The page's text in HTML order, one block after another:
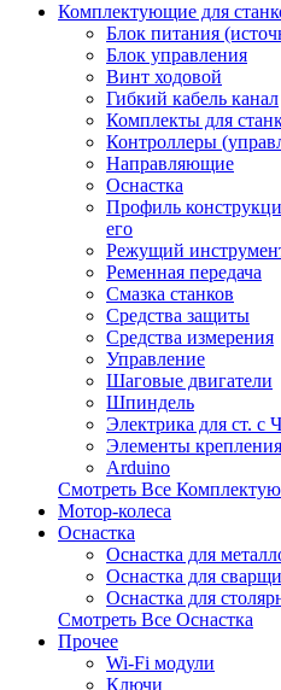
Комплектующие для
Блок питания
Блок управления
Винт ходовой
Гибкий кабель канал
Комплекты для
Контроллеры
Направляющие
Оснастка
Профиль
его
Режущий
Ременная передача
Смазка станков
Средства защиты
Средства измерения
Управление
Шаговые двигатели
Шпиндель
Электрика для ст. с
Элементы
Arduino
Смотреть Все
Мотор-колеса
Оснастка
Оснастка для
Оснастка для
Оснастка для
Смотреть Все Оснастка
Прочее
Wi-Fi модули
Ключи